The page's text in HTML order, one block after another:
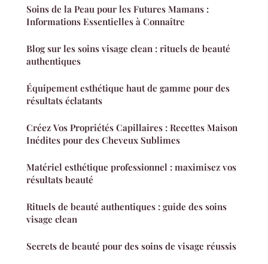
Soins de la Peau pour les Futures Mamans :
Informations Essentielles à Connaître
Blog sur les soins visage clean : rituels de beauté
authentiques
Équipement esthétique haut de gamme pour des
résultats éclatants
Créez Vos Propriétés Capillaires : Recettes Maison
Inédites pour des Cheveux Sublimes
Matériel esthétique professionnel : maximisez vos
résultats beauté
Rituels de beauté authentiques : guide des soins
visage clean
Secrets de beauté pour des soins de visage réussis